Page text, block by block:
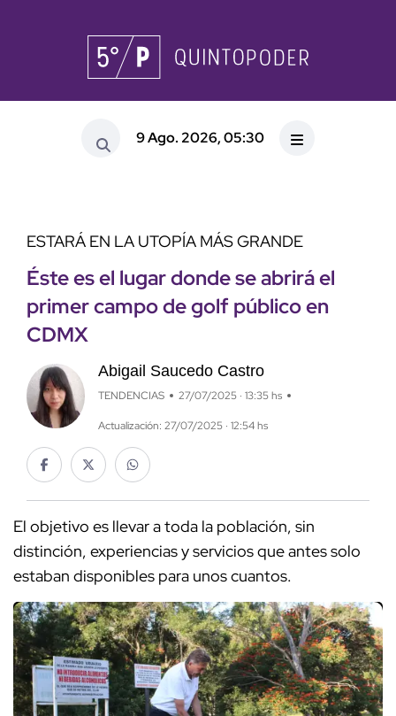
9 Ago. 2026, 05:30
ESTARÁ EN LA UTOPÍA MÁS GRANDE
Éste es el lugar donde se abrirá el
primer campo de golf público en
CDMX
Abigail Saucedo Castro
TENDENCIAS 27/07/2025 · 13:35 hs
Actualización: 27/07/2025 · 12:54 hs
El objetivo es llevar a toda la población, sin
distinción, experiencias y servicios que antes solo
estaban disponibles para unos cuantos.